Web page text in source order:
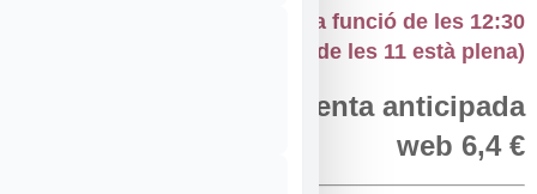
(*les vendes d’entrades de la funció de les 12:30
s’obren quan la funció de les 11 està plena)
Entrada 8 € · Venta anticipada
web 6,4 €